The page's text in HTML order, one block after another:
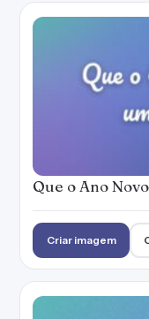
Que o Ano
Criar imagem